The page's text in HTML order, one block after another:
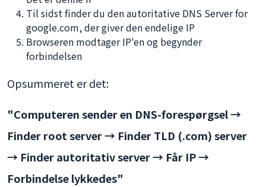
Til sidst finder du den autoritative DNS Server for
google.com, der giver den endelige IP
Browseren modtager IP'en og begynder
forbindelsen
Opsummeret er det:
"Computeren sender en DNS-forespørgsel →
Finder root server → Finder TLD (.com) server
→ Finder autoritativ server → Får IP →
Forbindelse lykkedes"